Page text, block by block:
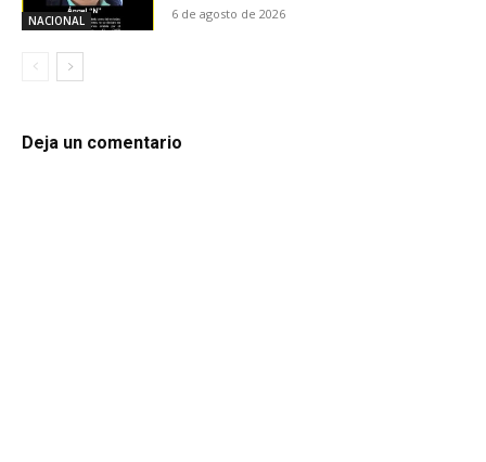
NACIONAL 6 de agosto de 2026
Deja un comentario